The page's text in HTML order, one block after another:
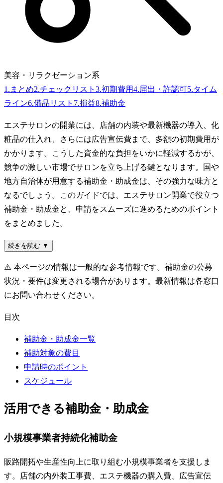
美容・リラクゼーション系
1 . まとめ2.チェックリスト 3.初期費用4.届出・許認可5.タイム
ライン6.備品リスト 7.損益8.補助金
エステサロンの開業には、店舗の内装や最新機器の導入、化
粧品の仕入れ、さらには広告宣伝費まで、多額の初期費用が
かかります。こうした資金的な負担をいかに軽減するかが、
競争の激しい市場でサロンを立ち上げる鍵となります。国や
地方自治体が用意する補助金・助成金は、その強力な味方と
なるでしょう。このガイドでは、エステサロン開業で役立つ
補助金・助成金と、申請をスムーズに進めるためのポイント
をまとめました。
続きを読む ▼
⚠️ 本ページの情報は一般的な参考情報です。補助金の公募
状況・要件は変更される場合があります。最新情報は各窓口
にお問い合わせください。
目次
補助金・助成金一覧
補助対象の費目
申請時のポイント
スケジュール
活用できる補助金・助成金
小規模事業者持続化補助金
販路開拓や生産性向上に取り組む小規模事業者を支援しま
す。店舗の内外装工事費、エステ機器の購入費、広告宣伝